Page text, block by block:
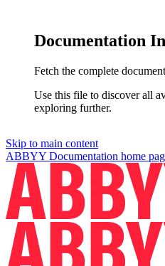
Documentation
Fetch the complete
Use this file to discover all
exploring further.
Skip to main content
ABBYY Documentation home